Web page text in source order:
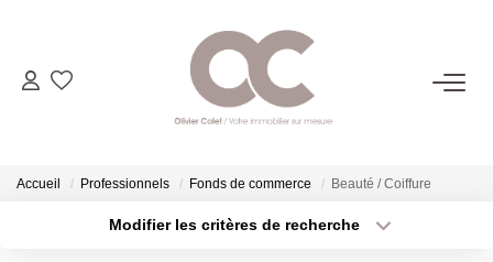
06.14.98.69.34
ACHETER
Accueil Professionnels Fonds de commerce Beauté / Coiffure
Modifier les critères de recherche